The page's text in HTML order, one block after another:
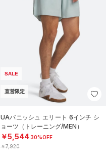
SALE
直営限定
UAバニッシュ エリート 6インチ シ
ョーツ（トレーニング/MEN）
￥5,54430%OFF
￥7,920